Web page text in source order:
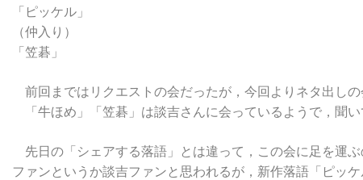
「ピッケル」
（仲入り）
「笠碁」
前回まではリクエストの会だったが，今回よりネタ出しの
「牛ほめ」「笠碁」は談吉さんに会っているようで，聞い
先日の「シェアする落語」とは違って，この会に足を運
ファンというか談吉ファンと思われるが，新作落語「ピッ